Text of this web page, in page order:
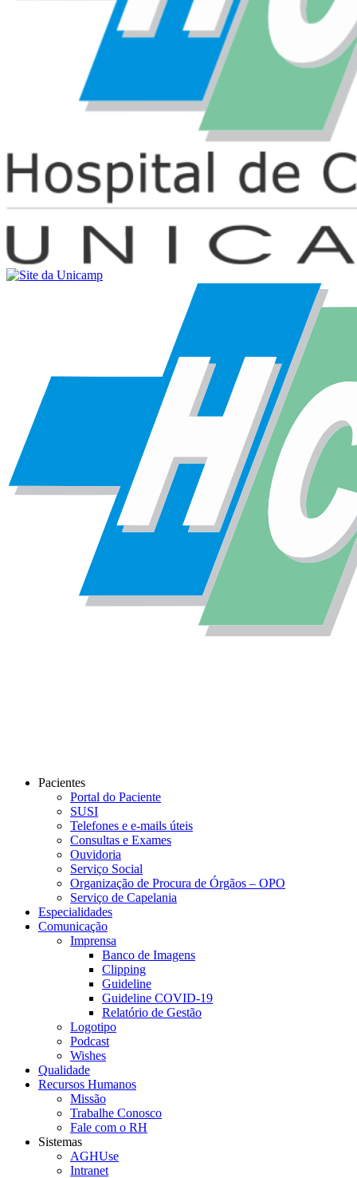
Pacientes
Portal do Paciente
SUSI
Telefones e e-mails úteis
Consultas e Exames
Ouvidoria
Serviço Social
Organização de Procura de Órgãos – OPO
Serviço de Capelania
Especialidades
Comunicação
Imprensa
Banco de Imagens
Clipping
Guideline
Guideline COVID-19
Relatório de Gestão
Logotipo
Podcast
Wishes
Qualidade
Recursos Humanos
Missão
Trabalhe Conosco
Fale com o RH
Sistemas
AGHUse
Intranet